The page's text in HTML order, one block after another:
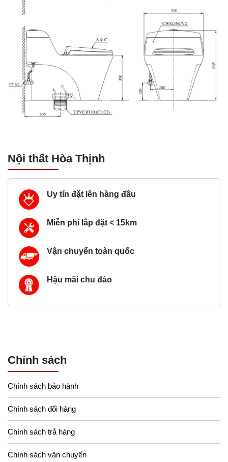
Nội thất Hòa Thịnh
Uy tín đặt lên hàng đầu
Miễn phí lắp đặt < 15km
Vận chuyển toàn quốc
Hậu mãi chu đáo
Chính sách
Chính sách bảo hành
Chính sách đổi hàng
Chính sách trả hàng
Chính sách vận chuyển